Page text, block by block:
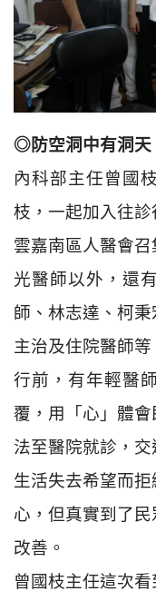
◎防空洞中有洞天
內科部主任曾國
枝，一起加入往
雲嘉南區人醫會
光醫師以外，還
師、林志達、柯
主治及住院醫師等
行前，有年輕醫
覆，用「心」體
法至醫院就診，
生活失去希望而
心，但真實到了
改善。
曾國枝主任這次